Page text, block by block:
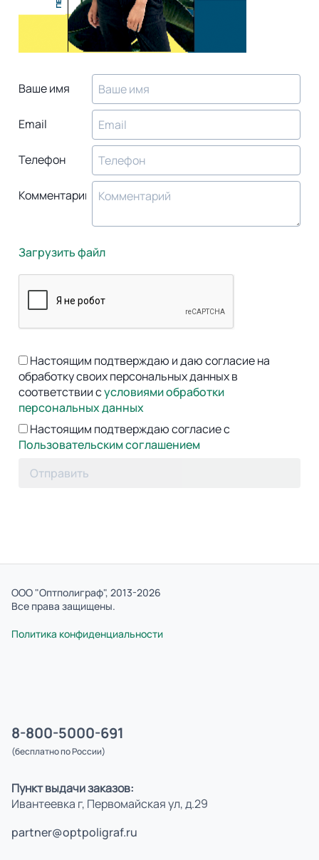
Ваше имя
Email
Телефон
Комментарий
Загрузить файл
Настоящим подтверждаю и даю согласие на
обработку своих персональных данных в
соответствии сусловиями обработки
персональных данных
Настоящим подтверждаю согласие с
Пользовательским соглашением
Отправить
ООО "Оптполиграф", 2013-2026
Все права защищены.
Политика конфиденциальности
8-800-5000-691
(бесплатно по России)
Пункт выдачи заказов:
Ивантеевка г, Первомайская ул, д.29
partner@optpoligraf.ru